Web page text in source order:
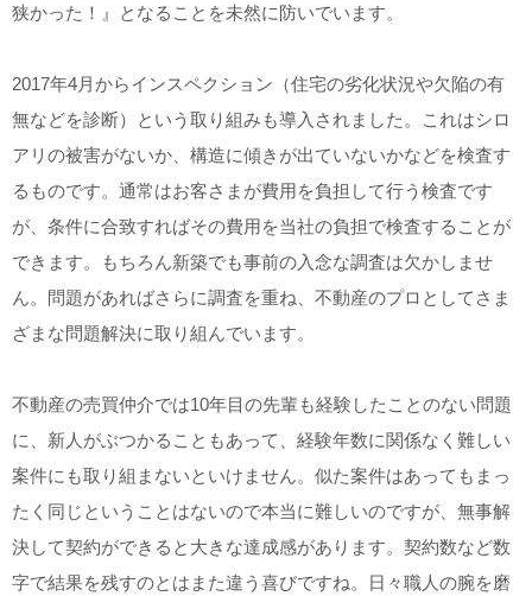
狭かった！』となることを未然に防いでいます。
2017年4月からインスペクション（住宅の劣化状況や欠陥の有
無などを診断）という取り組みも導入されました。これはシロ
アリの被害がないか、構造に傾きが出ていないかなどを検査す
るものです。通常はお客さまが費用を負担して行う検査です
が、条件に合致すればその費用を当社の負担で検査することが
できます。もちろん新築でも事前の入念な調査は欠かしませ
ん。問題があればさらに調査を重ね、不動産のプロとしてさま
ざまな問題解決に取り組んでいます。
不動産の売買仲介では10年目の先輩も経験したことのない問題
に、新人がぶつかることもあって、経験年数に関係なく難しい
案件にも取り組まないといけません。似た案件はあってもまっ
たく同じということはないので本当に難しいのですが、無事解
決して契約ができると大きな達成感があります。契約数など数
字で結果を残すのとはまた違う喜びですね。日々職人の腕を磨